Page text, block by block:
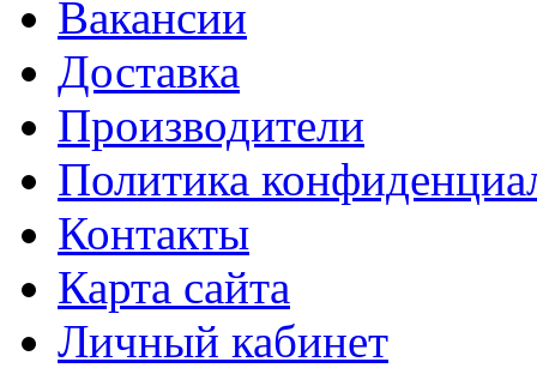
Вакансии
Доставка
Производители
Политика
Контакты
Карта сайта
Личный кабинет